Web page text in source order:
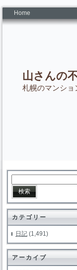
Home
山さんの
札幌のマンシ
カテゴリー
日記 (1,491)
アーカイブ